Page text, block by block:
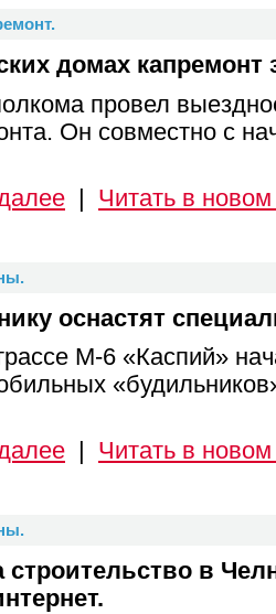
домах капремонт
провел
Он совместно с
Читать в новом
оснастят
М-6 «Каспий»
Читать в новом
строительство в